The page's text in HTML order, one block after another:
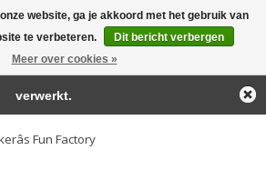
and fast shipping!
Fun Factory
website, ga je akkoord met het gebruik van
te verbeteren.
Dit bericht verbergen
Meer over cookies »
backofficeDeze winkel is in aanbouw.
zullen niet worden gehonoreerd of
verwerkt.